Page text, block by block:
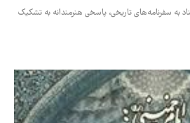
به سفرنامه‌های تاریخی، پاسخی هنرمندانه به تشکیک